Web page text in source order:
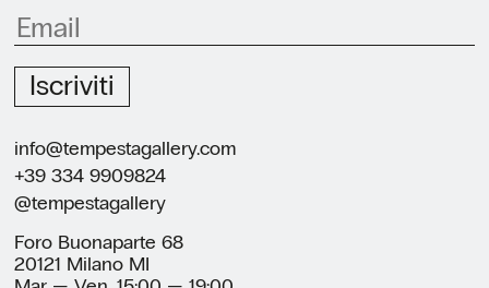
Iscriviti
info@tempestagallery.com
+39 334 9909824
@tempestagallery
Foro Buonaparte 68
20121 Milano MI